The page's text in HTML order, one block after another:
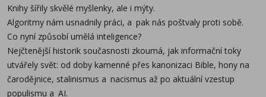
Yuval Noah Harari (* 1976)
Izraelský historik, filozof a spisovatel, jeden z
nejvlivnějších myslitelů současnosti. Jeho práce
zásadně ovlivnila chápání dějin i budoucnosti lidstva u
široké veřejnosti. Doktorát získal na Oxfordské
univerzitě, přednáší na Hebrejské univerzitě v
Knihy šířily skvělé myšlenky, ale i mýty.
Algoritmy nám usnadnily práci, a pak nás poštvaly proti sobě.
Co nyní způsobí umělá inteligence?
Nejčtenější historik současnosti zkoumá, jak informační toky
utvářely svět: od doby kamenné přes kanonizaci Bible, hony na
čarodějnice, stalinismus a nacismus až po aktuální vzestup
populismu a AI.